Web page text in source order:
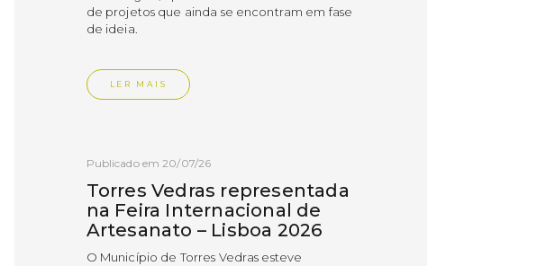
de projetos que ainda se encontram em fase
de ideia.
LER MAIS
Publicado em 20/07/26
Torres Vedras representada
na Feira Internacional de
Artesanato – Lisboa 2026
O Município de Torres Vedras esteve